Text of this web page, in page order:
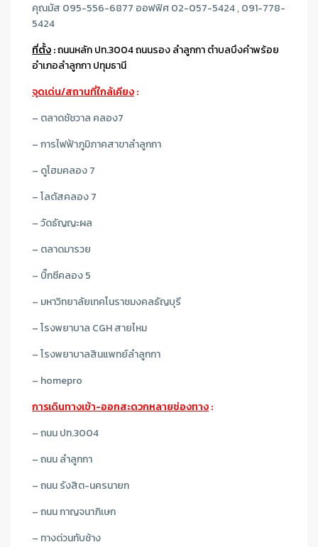
คุณมัส 095-556-6877 ออฟฟิศ 02-057-5424 , 091-778-
5424
ที่ตั้ง:ถนนหลัก ปท.3004 ถนนรอง ลำลูกกา ตำบลบึงคำพร้อย
อำเภอลำลูกกา ปทุมธานี
จุดเด่น/สถานที่ใกล้เคียง:
– ตลาดชัชวาล คลอง7
– การไฟฟ้าภูมิภาคสาขาลำลูกกา
– ดูโฮมคลอง 7
– โลตัสคลอง 7
– วัดธัญญะผล
– ตลาดมารวย
– บิ๊กซีคลอง 5
– มหาวิทยาลัยเทคโนราชมงคลธัญบุรี
– โรงพยาบาล CGH สายไหม
– โรงพยาบาลสินแพทย์ลำลูกกา
– homepro
การเดินทางเข้า-ออกสะดวกหลายช่องทาง:
– ถนน ปท.3004
– ถนน ลำลูกกา
– ถนน รังสิต-นครนายก
– ถนน กาญจนาภิเษก
– ทางด่วนทับช้าง